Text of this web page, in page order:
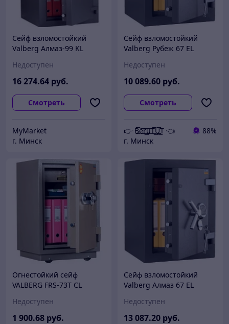
Сейф взломостойкий
Valberg Алмаз-99 KL
Недоступен
16 274.64 руб.
Смотреть
MyMarket
г. Минск
Сейф взломостойкий
Valberg Рубеж 67 EL
Недоступен
10 089.60 руб.
Смотреть
👉 B͟͞e͟͞r͟͟͞u͟͞T͟͟͞U͟͟͞T 👈
88%
г. Минск
Огнестойкий сейф
VALBERG FRS-73T CL
Недоступен
1 900.68 руб.
Сейф взломостойкий
Valberg Алмаз 67 EL
Недоступен
13 087.20 руб.